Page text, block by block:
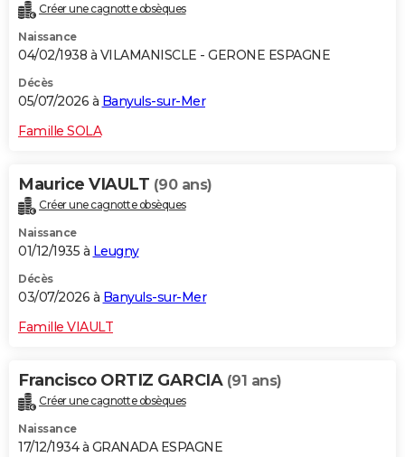
Créer une cagnotte obsèques
Naissance
04/02/1938 à VILAMANISCLE - GERONE ESPAGNE
Décès
05/07/2026 à Banyuls-sur-Mer
Famille SOLA
Maurice VIAULT (90 ans)
Créer une cagnotte obsèques
Naissance
01/12/1935 à Leugny
Décès
03/07/2026 à Banyuls-sur-Mer
Famille VIAULT
Francisco ORTIZ GARCIA (91 ans)
Créer une cagnotte obsèques
Naissance
17/12/1934 à GRANADA ESPAGNE